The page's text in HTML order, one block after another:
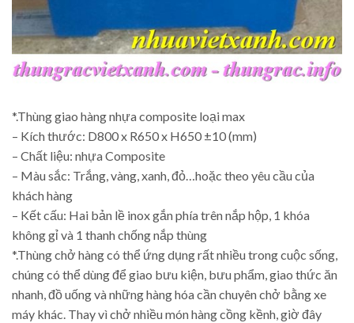
*.Thùng giao hàng nhựa composite loại max
– Kích thước: D800 x R650 x H650 ±10 (mm)
– Chất liệu: nhựa Composite
– Màu sắc: Trắng, vàng, xanh, đỏ…hoặc theo yêu cầu của
khách hàng
– Kết cấu: Hai bản lề inox gắn phía trên nắp hộp, 1 khóa
không gỉ và 1 thanh chống nắp thùng
*.Thùng chở hàng có thể ứng dụng rất nhiều trong cuộc sống,
chúng có thể dùng để giao bưu kiện, bưu phẩm, giao thức ăn
nhanh, đồ uống và những hàng hóa cần chuyên chở bằng xe
máy khác. Thay vì chở nhiều món hàng cồng kềnh, giờ đây